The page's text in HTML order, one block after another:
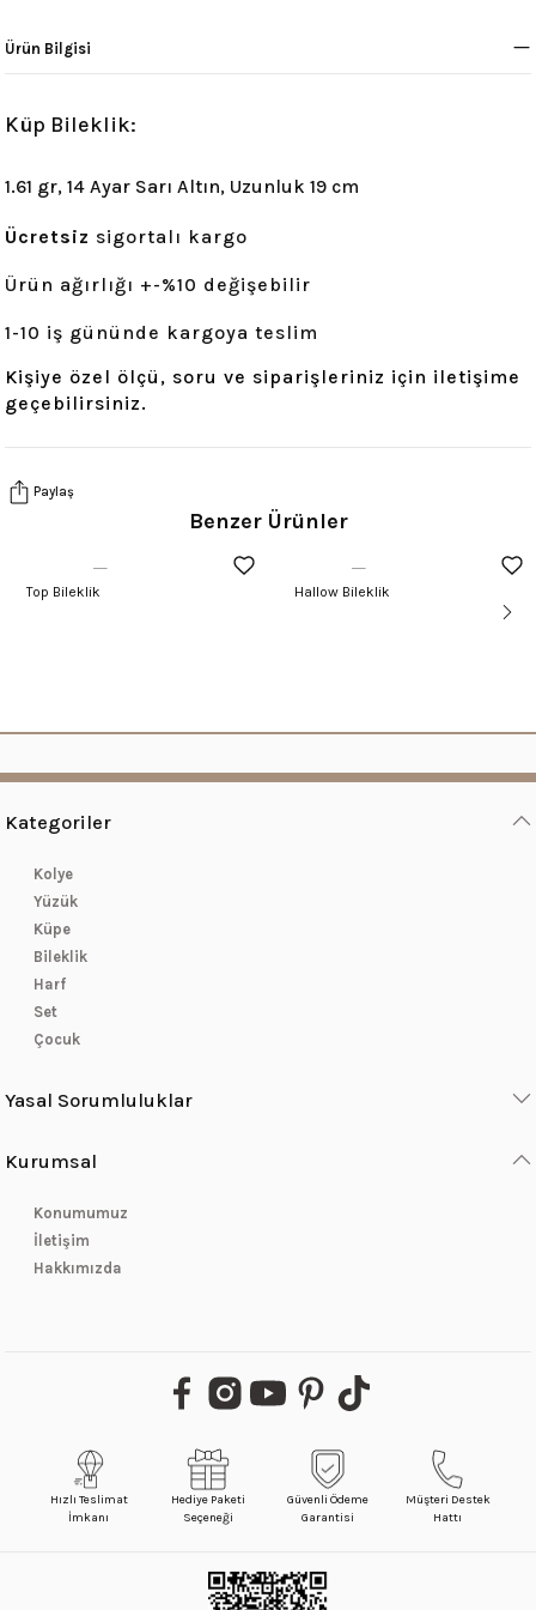
Ürün Bilgisi
Küp Bileklik:
1.61 gr, 14 Ayar Sarı Altın, Uzunluk 19 cm
Ücretsiz sigortalı kargo
Ürün ağırlığı +-%10 değişebilir
1-10 iş gününde kargoya teslim
Kişiye özel ölçü, soru ve siparişleriniz için iletişime
geçebilirsiniz.
Paylaş
Benzer Ürünler
Top Bileklik Hallow Bileklik
Kategoriler
Kolye
Yüzük
Küpe
Bileklik
Harf
Set
Çocuk
Yasal Sorumluluklar
Kurumsal
Konumumuz
İletişim
Hakkımızda
Hızlı Teslimat
İmkanı
Hediye Paketi
Seçeneği
Güvenli Ödeme
Garantisi
Müşteri Destek
Hattı